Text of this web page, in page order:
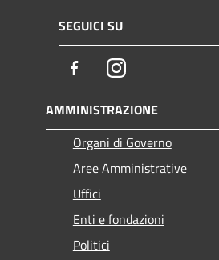
SEGUICI SU
FacebookInstagram
AMMINISTRAZIONE
Organi di Governo
Aree Amministrative
Uffici
Enti e fondazioni
Politici